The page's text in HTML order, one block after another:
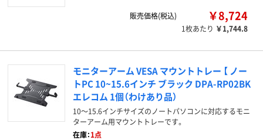
販売価格(税込) ￥8,724
1枚あたり ￥1,744.8
モニターアーム VESA マウントトレー 【 ノー
トPC 10~15.6インチ ブラック DPA-RP02BK
エレコム 1個（わけあり品）
10～15.6インチサイズのノートパソコンに対応するモニ
ターアーム用マウントトレーです。
在庫：1点